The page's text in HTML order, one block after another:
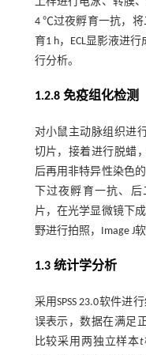
4 ℃过夜孵育一抗，将
育1 h，ECL显影液进
行分析。
1.2.8 免疫组化检测
对小鼠主动脉组织进
切片，接着进行脱蜡
后再用非特异性染色
下过夜孵育一抗、
片，在光学显微镜下
野进行拍照，Image J
1.3 统计学分析
采用SPSS 23.0软件进
误表示，数据在满足
比较采用两独立样本t